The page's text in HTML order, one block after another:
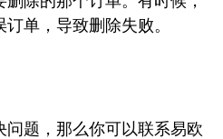
单，导致删除失败。
题，那么你可以联系易欧